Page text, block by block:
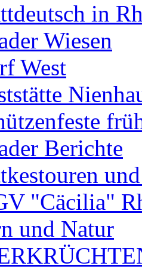
in
Wiesen
West
Berichte
"Cäcilia"
und Natur